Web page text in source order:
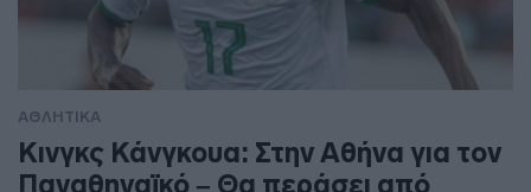
ΑΘΛΗΤΙΚΑ
Κινγκς Κάνγκουα: Στην Αθήνα για τον
Παναθηναϊκό – Θα περάσει από